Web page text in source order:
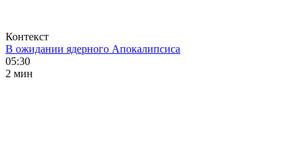
Контекст
В ожидании ядерного Апокалипсиса
05:30
2 мин